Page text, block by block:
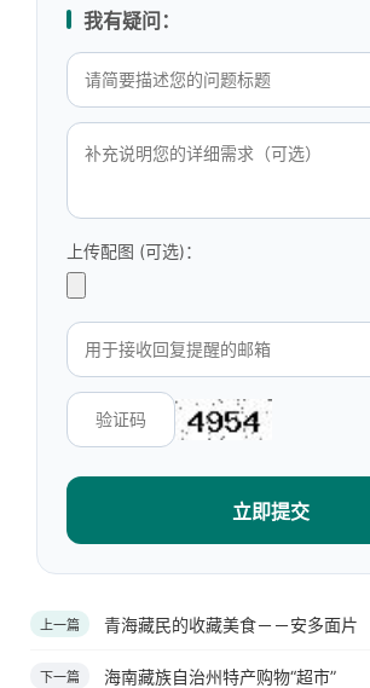
我有疑问：
上传配图 (可选)：
立即提交
上一篇 青海藏民的收藏美食－－安多面片
下一篇 海南藏族自治州特产购物“超市”